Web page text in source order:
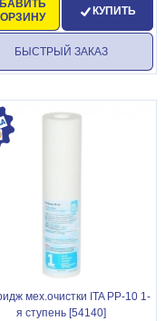
КУПИТЬ
БЫСТРЫЙ ЗАКАЗ
мех.очистки ITA PP-10 1-
я ступень [54140]